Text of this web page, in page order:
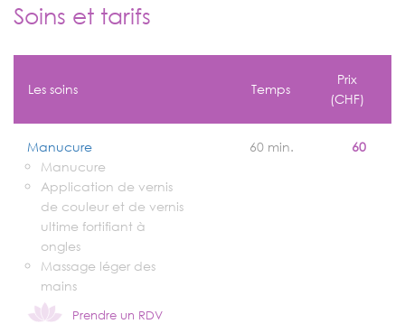
Soins et tarifs
Les soins Temps
Prix
(CHF)
Manucure
Manucure
Application de vernis
de couleur et de vernis
ultime fortifiant à
ongles
Massage léger des
mains
Prendre un RDV
60 min. 60